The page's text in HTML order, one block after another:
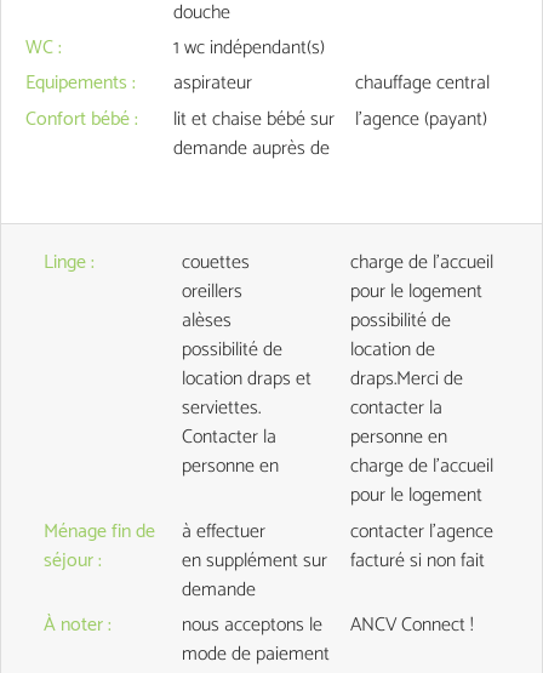
douche
WC: 1wc indépendant(s)
Equipements: aspirateur
chauffage central
Confort bébé:
lit et chaise bébé sur
demande auprès de
l'agence (payant)
Linge:
couettes
oreillers
alèses
possibilité de
location draps et
serviettes.
Contacter la
personne en
charge de l'accueil
pour le logement
possibilité de
location de
draps.Merci de
contacter la
personne en
charge de l'accueil
pour le logement
Ménage fin de
séjour:
à effectuer
en supplément sur
demande
contacter l'agence
facturé si non fait
À noter:
nous acceptons le
mode de paiement
ANCV Connect !